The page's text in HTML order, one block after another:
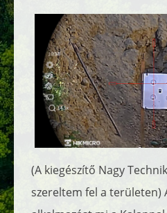
(A kiegészítő Nagy
szereltem fel a területen)